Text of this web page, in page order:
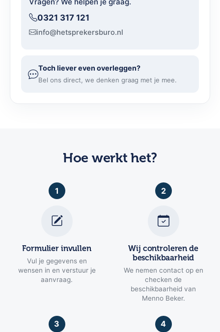
0321 317 121
info@hetsprekersburo.nl
Toch liever even overleggen?
Bel ons direct, we denken graag met je mee.
Hoe werkt het?
1
Formulier invullen
Vul je gegevens en
wensen in en verstuur je
aanvraag.
2
Wij controleren de
beschikbaarheid
We nemen contact op en
checken de
beschikbaarheid van
Menno Beker.
3 4